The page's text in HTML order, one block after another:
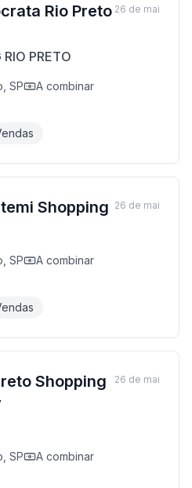
Rio Preto
PRETO
SP
A combinar
26 de mai
Shopping
SP
A combinar
26 de mai
Shopping
SP
A combinar
26 de mai